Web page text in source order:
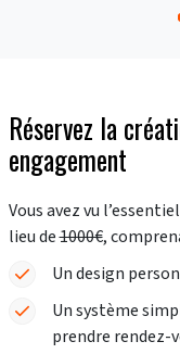
Réservez la
engagement
Vous avez vu
lieu de1000€,
Un design
Un système
prendre rendez-